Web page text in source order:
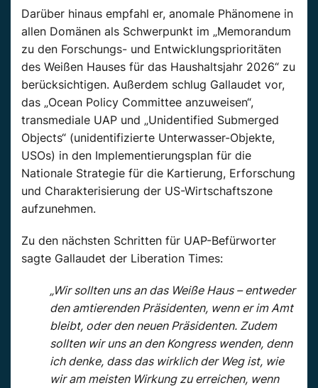
Darüber hinaus empfahl er, anomale Phänomene in
allen Domänen als Schwerpunkt im „Memorandum
zu den Forschungs- und Entwicklungsprioritäten
des Weißen Hauses für das Haushaltsjahr 2026“ zu
berücksichtigen. Außerdem schlug Gallaudet vor,
das „Ocean Policy Committee anzuweisen“,
transmediale UAP und „Unidentified Submerged
Objects“ (unidentifizierte Unterwasser-Objekte,
USOs) in den Implementierungsplan für die
Nationale Strategie für die Kartierung, Erforschung
und Charakterisierung der US-Wirtschaftszone
aufzunehmen.
Zu den nächsten Schritten für UAP-Befürworter
sagte Gallaudet der Liberation Times:
„Wir sollten uns an das Weiße Haus – entweder
den amtierenden Präsidenten, wenn er im Amt
bleibt, oder den neuen Präsidenten. Zudem
sollten wir uns an den Kongress wenden, denn
ich denke, dass das wirklich der Weg ist, wie
wir am meisten Wirkung zu erreichen, wenn